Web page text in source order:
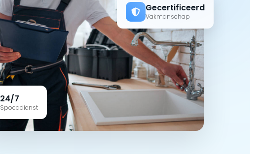
24/7
Spoeddienst
Gecertificeerd
Vakmanschap